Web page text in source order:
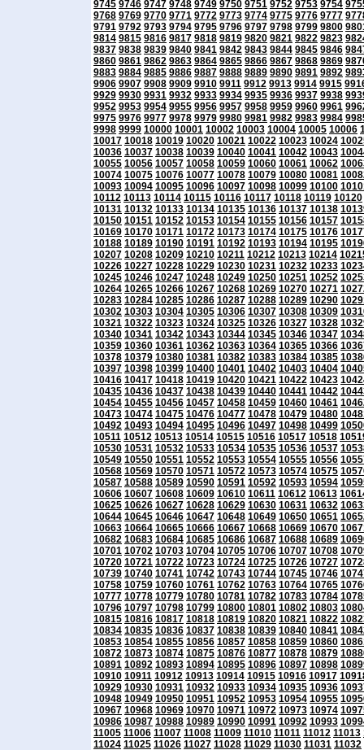
9745 9746 9747 9748 9749 9750 9751 9752 9753 9754
9768 9769 9770 9771 9772 9773 9774 9775 9776 9777
9791 9792 9793 9794 9795 9796 9797 9798 9799 9800
9814 9815 9816 9817 9818 9819 9820 9821 9822 9823
9837 9838 9839 9840 9841 9842 9843 9844 9845 9846
9860 9861 9862 9863 9864 9865 9866 9867 9868 9869
9883 9884 9885 9886 9887 9888 9889 9890 9891 9892
9906 9907 9908 9909 9910 9911 9912 9913 9914 9915
9929 9930 9931 9932 9933 9934 9935 9936 9937 9938
9952 9953 9954 9955 9956 9957 9958 9959 9960 9961
9975 9976 9977 9978 9979 9980 9981 9982 9983 9984
9998 9999 10000 10001 10002 10003 10004 10005 10006
10017 10018 10019 10020 10021 10022 10023 10024
10036 10037 10038 10039 10040 10041 10042 10043
10055 10056 10057 10058 10059 10060 10061 10062
10074 10075 10076 10077 10078 10079 10080 10081
10093 10094 10095 10096 10097 10098 10099 10100
10112 10113 10114 10115 10116 10117 10118 10119 10120
10131 10132 10133 10134 10135 10136 10137 10138
10150 10151 10152 10153 10154 10155 10156 10157
10169 10170 10171 10172 10173 10174 10175 10176
10188 10189 10190 10191 10192 10193 10194 10195
10207 10208 10209 10210 10211 10212 10213 10214
10226 10227 10228 10229 10230 10231 10232 10233
10245 10246 10247 10248 10249 10250 10251 10252
10264 10265 10266 10267 10268 10269 10270 10271
10283 10284 10285 10286 10287 10288 10289 10290
10302 10303 10304 10305 10306 10307 10308 10309
10321 10322 10323 10324 10325 10326 10327 10328
10340 10341 10342 10343 10344 10345 10346 10347
10359 10360 10361 10362 10363 10364 10365 10366
10378 10379 10380 10381 10382 10383 10384 10385
10397 10398 10399 10400 10401 10402 10403 10404
10416 10417 10418 10419 10420 10421 10422 10423
10435 10436 10437 10438 10439 10440 10441 10442
10454 10455 10456 10457 10458 10459 10460 10461
10473 10474 10475 10476 10477 10478 10479 10480
10492 10493 10494 10495 10496 10497 10498 10499
10511 10512 10513 10514 10515 10516 10517 10518
10530 10531 10532 10533 10534 10535 10536 10537
10549 10550 10551 10552 10553 10554 10555 10556
10568 10569 10570 10571 10572 10573 10574 10575
10587 10588 10589 10590 10591 10592 10593 10594
10606 10607 10608 10609 10610 10611 10612 10613
10625 10626 10627 10628 10629 10630 10631 10632
10644 10645 10646 10647 10648 10649 10650 10651
10663 10664 10665 10666 10667 10668 10669 10670
10682 10683 10684 10685 10686 10687 10688 10689
10701 10702 10703 10704 10705 10706 10707 10708
10720 10721 10722 10723 10724 10725 10726 10727
10739 10740 10741 10742 10743 10744 10745 10746
10758 10759 10760 10761 10762 10763 10764 10765
10777 10778 10779 10780 10781 10782 10783 10784
10796 10797 10798 10799 10800 10801 10802 10803
10815 10816 10817 10818 10819 10820 10821 10822
10834 10835 10836 10837 10838 10839 10840 10841
10853 10854 10855 10856 10857 10858 10859 10860
10872 10873 10874 10875 10876 10877 10878 10879
10891 10892 10893 10894 10895 10896 10897 10898
10910 10911 10912 10913 10914 10915 10916 10917
10929 10930 10931 10932 10933 10934 10935 10936
10948 10949 10950 10951 10952 10953 10954 10955
10967 10968 10969 10970 10971 10972 10973 10974
10986 10987 10988 10989 10990 10991 10992 10993
11005 11006 11007 11008 11009 11010 11011 11012 11013
11024 11025 11026 11027 11028 11029 11030 11031 11032